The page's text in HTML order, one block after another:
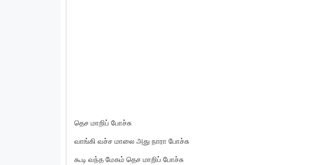
தெச மாறிப் போச்சு
வாங்கி வச்ச மாலை அது நாரா போச்சு
கூடி வந்த மேகம் தெச மாறிப் போச்சு